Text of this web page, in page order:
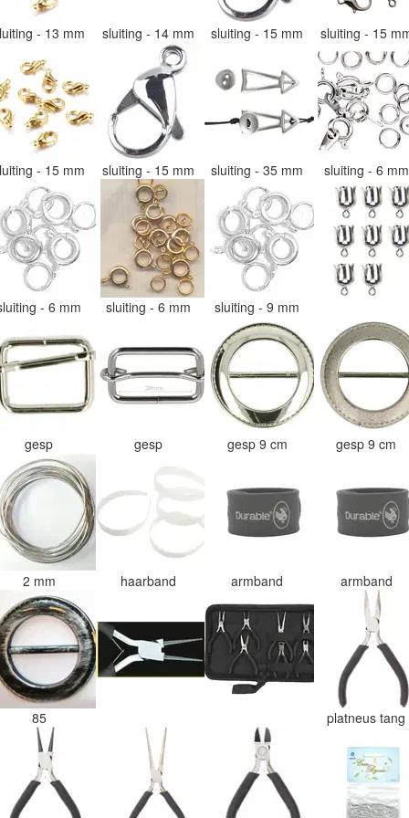
- 13 mm sluiting - 14 mm sluiting - 15 mm sluiting - 15
- 15 mm sluiting - 15 mm sluiting - 35 mm sluiting - 6
- 6 mm sluiting - 6 mm sluiting - 9 mm
gesp gesp gesp 9 cm gesp 9 cm
2 mm haarband armband armband
85 platneus tang